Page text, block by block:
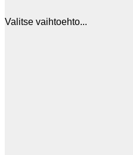
Valitse vaihtoehto...